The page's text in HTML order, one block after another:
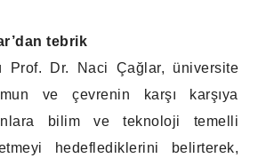
tebrik
Prof. Dr. Naci Çağlar, üniversite
ve çevrenin karşı karşıya
bilim ve teknoloji temelli
hedeflediklerini belirterek,